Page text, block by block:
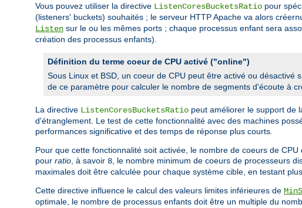
Vous pouvez utiliser la directive ListenCoresBucketsRatio pour
(listeners' buckets) souhaités ; le serveur HTTP Apache va alors créer
Listen sur le ou les mêmes ports ; chaque processus enfant sera
création des processus enfants).
Définition du terme coeur de CPU activé ("online")
Sous Linux et BSD, un coeur de CPU peut être activé ou désactivé
de ce paramètre pour calculer le nombre de segments d'écoute à
La directive ListenCoresBucketsRatio peut améliorer le support de
d'étranglement. Le test de cette fonctionnalité avec des machines
performances significative et des temps de réponse plus courts.
Pour que cette fonctionnalité soit activée, le nombre de coeurs de
pour ratio , à savoir 8 , le nombre minimum de coeurs de processeurs
maximales doit être calculée pour chaque système cible, en testant
Cette directive influence le calcul des valeurs limites inférieures de
optimale, le nombre de processus enfants doit être un multiple du